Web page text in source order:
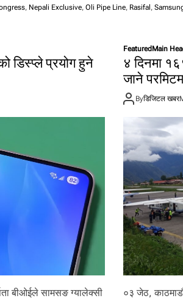
, Nepali Exclusive, Oli Pipe Line, Rasifal ,
डिस्प्ले प्रयोग हुने
बीओईले सामसङ ग्यालेक्सी
Featured Main
४ दिनमा
जाने
Byडिजिटल खबर
०३ जेठ,